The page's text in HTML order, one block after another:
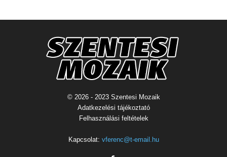
© 2026 - 2023 Szentesi Mozaik
Adatkezelési tájékoztató
Felhasználási feltételek
Kapcsolat: vferenc@t-email.hu